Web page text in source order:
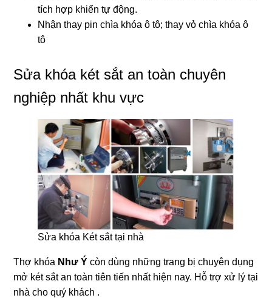
tích hợp khiển tự động.
Nhận thay pin chìa khóa ô tô; thay vỏ chìa khóa ô
tô
Sửa khóa két sắt an toàn chuyên
nghiệp nhất khu vực
Sửa khóa Két sắt tại nhà
Thợ khóa Như Ý còn dùng những trang bị chuyên dụng
mở két sắt an toàn tiên tiến nhất hiện nay. Hỗ trợ xử lý tại
nhà cho quý khách .